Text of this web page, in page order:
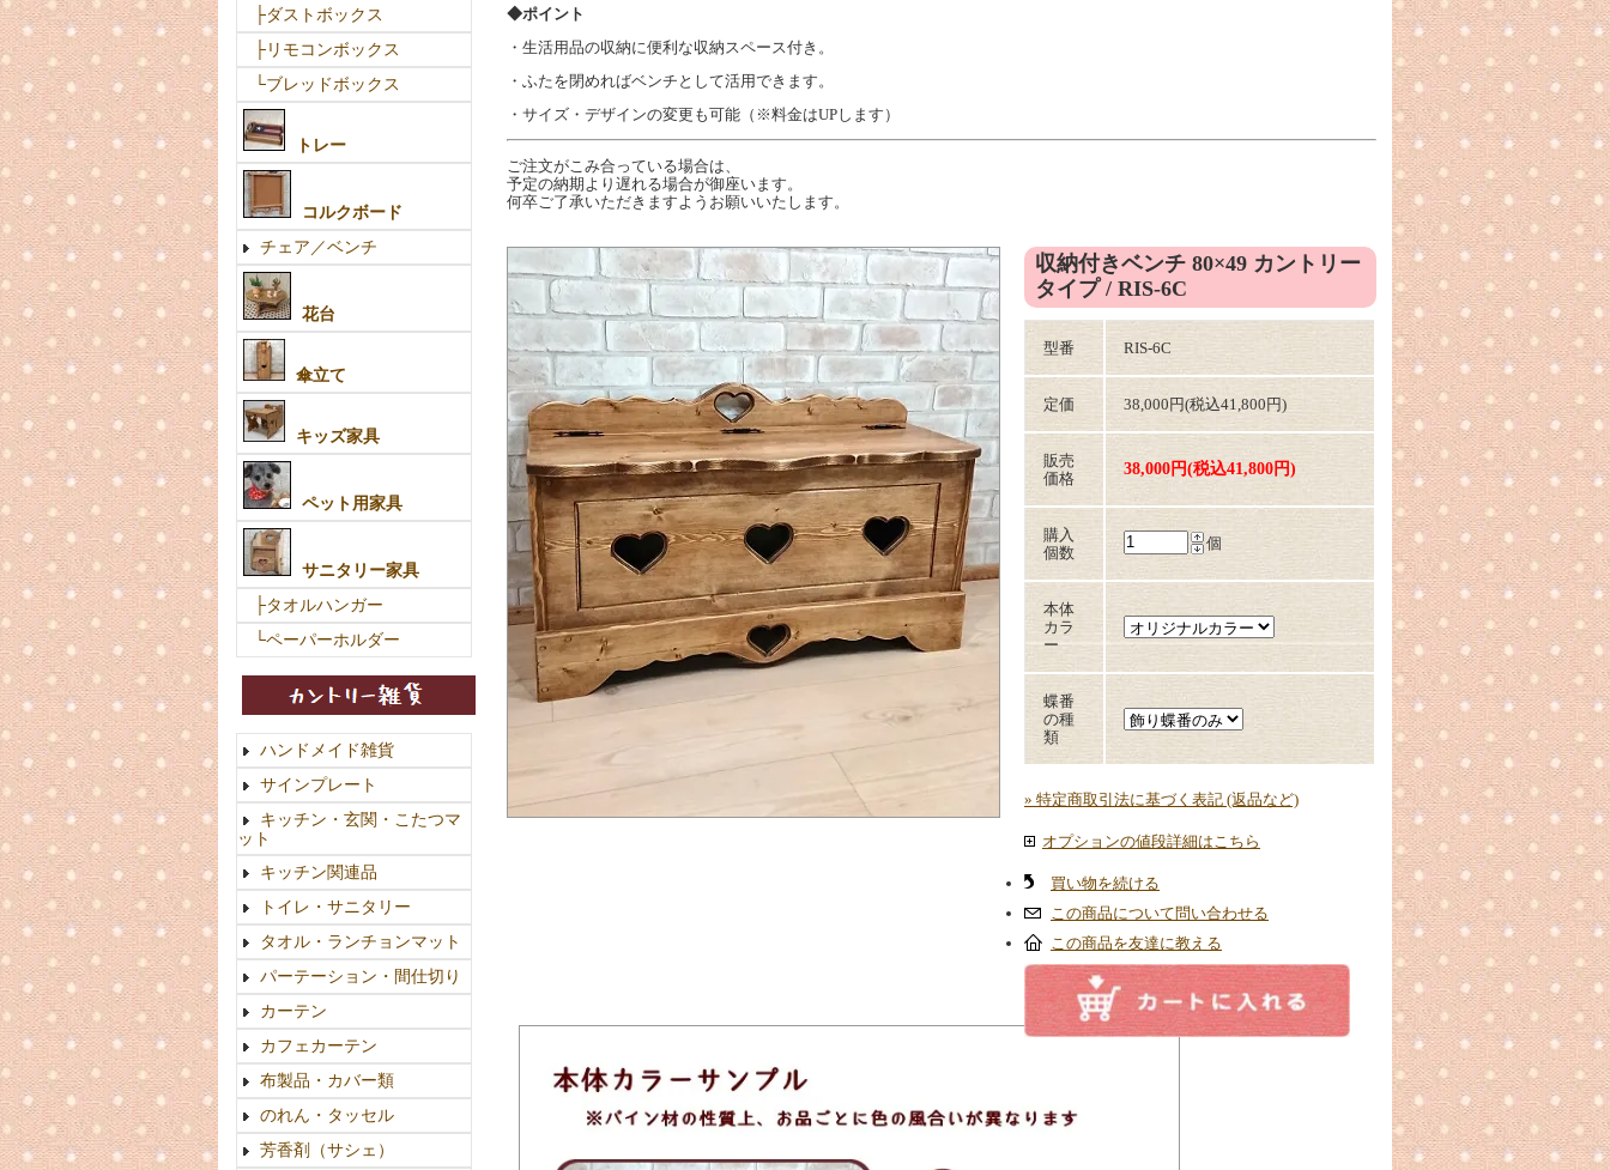
├ダストボックス
├リモコンボックス
└ブレッドボックス
トレー
コルクボード
チェア／ベンチ
花台
傘立て
キッズ家具
ペット用家具
サニタリー家具
├タオルハンガー
└ペーパーホルダー
ハンドメイド雑貨
サインプレート
キッチン・玄関・こたつマ
ット
キッチン関連品
トイレ・サニタリー
タオル・ランチョンマット
パーテーション・間仕切り
カーテン
カフェカーテン
布製品・カバー類
のれん・タッセル
芳香剤（サシェ）
◆ポイント
・生活用品の収納に便利な収納スペース付き。
・ふたを閉めればベンチとして活用できます。
・サイズ・デザインの変更も可能（※料金はUPします）
ご注文がこみ合っている場合は、
予定の納期より遅れる場合が御座います。
何卒ご了承いただきますようお願いいたします。
収納付きベンチ 80×49 カントリー
タイプ / RIS-6C
型番 RIS-6C
定価 38,000円(税込41,800円)
販売
価格
38,000円(税込41,800円)
購入
個数
個
本体
カラ
ー
蝶番
の種
類
» 特定商取引法に基づく表記 (返品など)
オプションの値段詳細はこちら
買い物を続ける
この商品について問い合わせる
この商品を友達に教える